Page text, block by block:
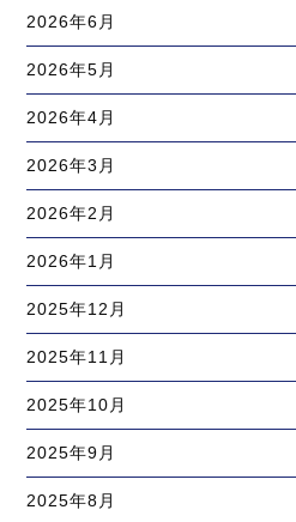
2026年6月
2026年5月
2026年4月
2026年3月
2026年2月
2026年1月
2025年12月
2025年11月
2025年10月
2025年9月
2025年8月